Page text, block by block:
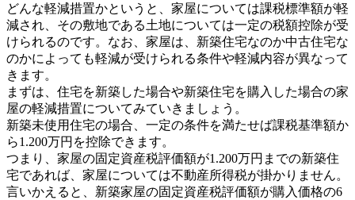
どんな軽減措置かというと、家屋については課税標準額が軽
減され、その敷地である土地については一定の税額控除が受
けられるのです。なお、家屋は、新築住宅なのか中古住宅な
のかによっても軽減が受けられる条件や軽減内容が異なって
きます。
まずは、住宅を新築した場合や新築住宅を購入した場合の家
屋の軽減措置についてみていきましょう。
新築未使用住宅の場合、一定の条件を満たせば課税基準額か
ら1.200万円を控除できます。
つまり、家屋の固定資産税評価額が1.200万円までの新築住
宅であれば、家屋については不動産所得税が掛かりません。
言いかえると、新築家屋の固定資産税評価額が購入価格の6